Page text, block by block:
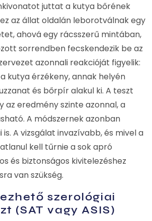
juttat a kutya bőrének
az állat oldalán leborotválnak egy
ahová egy rácsszerű mintában,
sorrendben fecskendezik be az
azonnali reakcióját figyelik:
kutya érzékeny, annak helyén
és bőrpír alakul ki. A teszt
az eredmény szinte azonnal, a
A módszernek azonban
A vizsgálat invazívabb, és mivel a
kell tűrnie a sok apró
és biztonságos kivitelezéshez
van szükség.
szerológiai
(SAT vagy ASIS)